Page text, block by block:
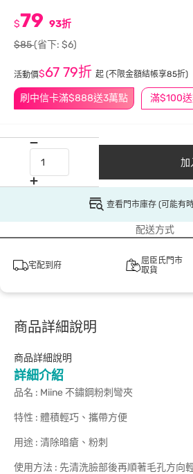
刷中信卡滿$888送3萬點
$79 93折
$85(省下: $6)
活動價$67 79折 起 (不限金額結帳享85折)
加
查看門市庫存 (可能有
配送方式
宅配到府
屈臣氏門市
取貨
商品詳細說明
商品詳細說明
詳細介紹
品名 : Miine 不鏽鋼粉刺彎夾
特性 : 體積輕巧、攜帶方便
用途 : 清除暗瘡、粉刺
使用方法 : 先清洗臉部後再順著毛孔方向